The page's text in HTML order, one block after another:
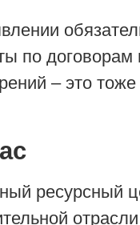
по договорам
– это
ресурсный